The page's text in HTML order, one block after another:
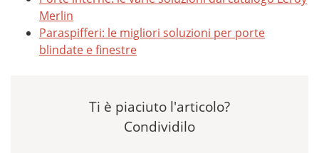
Merlin
Paraspifferi: le migliori soluzioni per porte
blindate e finestre
Ti è piaciuto l'articolo?
Condividilo